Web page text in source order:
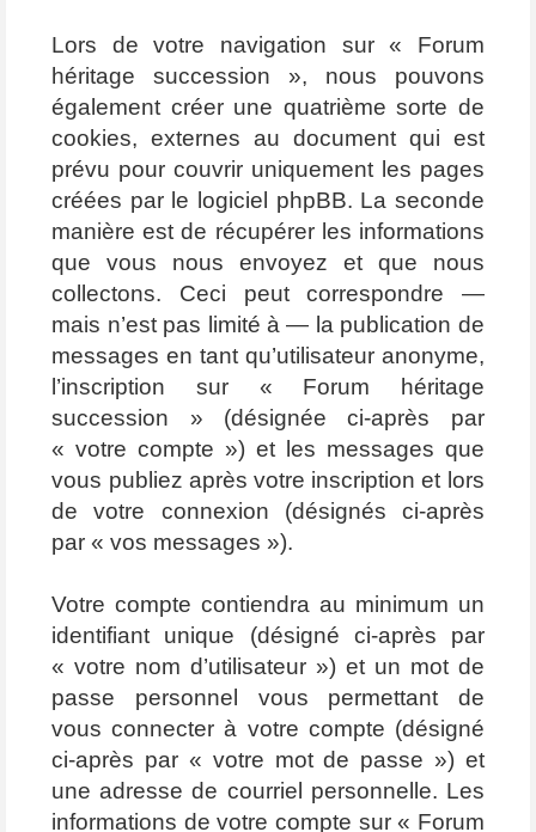
Lors de votre navigation sur « Forum
héritage succession », nous pouvons
également créer une quatrième sorte de
cookies, externes au document qui est
prévu pour couvrir uniquement les pages
créées par le logiciel phpBB. La seconde
manière est de récupérer les informations
que vous nous envoyez et que nous
collectons. Ceci peut correspondre —
mais n’est pas limité à — la publication de
messages en tant qu’utilisateur anonyme,
l’inscription sur « Forum héritage
succession » (désignée ci-après par
« votre compte ») et les messages que
vous publiez après votre inscription et lors
de votre connexion (désignés ci-après
par « vos messages »).
Votre compte contiendra au minimum un
identifiant unique (désigné ci-après par
« votre nom d’utilisateur ») et un mot de
passe personnel vous permettant de
vous connecter à votre compte (désigné
ci-après par « votre mot de passe ») et
une adresse de courriel personnelle. Les
informations de votre compte sur « Forum